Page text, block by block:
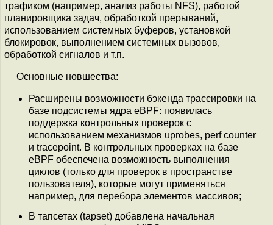
трафиком (например, анализ работы NFS), работой
планировщика задач, обработкой прерываний,
использованием системных буферов, установкой
блокировок, выполнением системных вызовов,
обработкой сигналов и т.п.
Основные новшества:
Расширены возможности бэкенда трассировки на
базе подсистемы ядра eBPF: появилась
поддержка контрольных проверок с
использованием механизмов uprobes, perf counter
и tracepoint. В контрольных проверках на базе
eBPF обеспечена возможность выполнения
циклов (только для проверок в пространстве
пользователя), которые могут применяться
например, для перебора элементов массивов;
В тапсетах (tapset) добавлена начальная